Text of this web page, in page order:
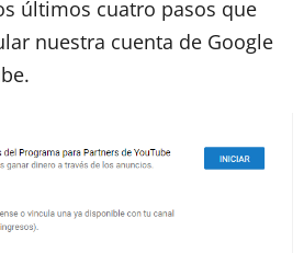
últimos cuatro pasos que
nuestra cuenta de Google